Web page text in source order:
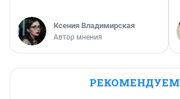
Ксения Владимирская
Автор мнения
РЕКОМЕНДУЕМ